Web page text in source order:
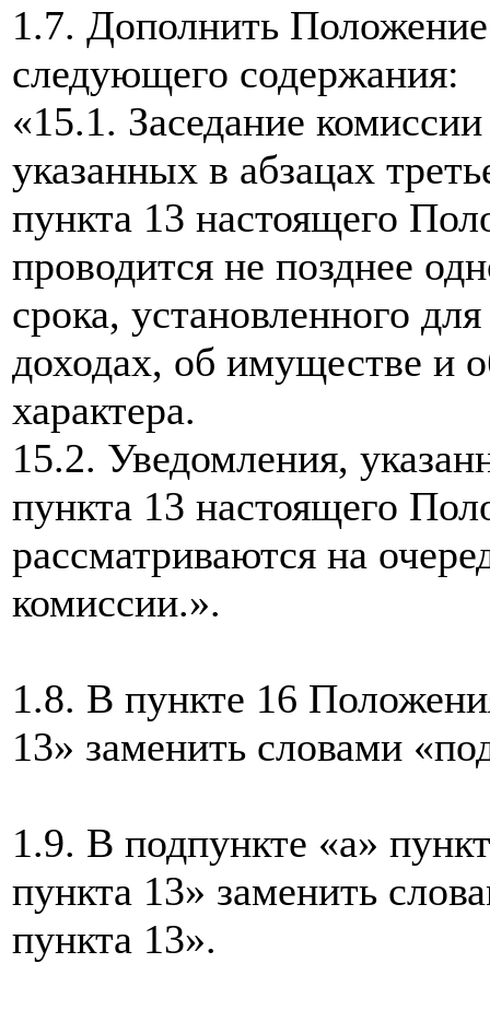
1.7. Дополнить
следующего содержания:
«15.1. Заседание
указанных в абзацах
пункта 13 настоящего
проводится не позднее
срока, установленного
доходах, об имуществе и
характера.
15.2. Уведомления,
пункта 13 настоящего
рассматриваются на
комиссии.».
1.8. В пункте 16
13» заменить словами
1.9. В подпункте «а»
пункта 13» заменить
пункта 13».